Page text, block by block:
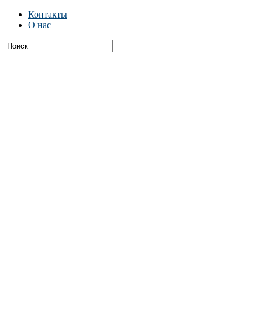
Контакты
О нас